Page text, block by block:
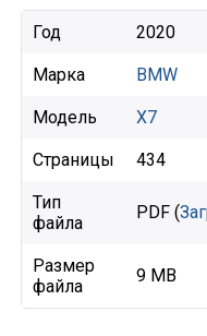
Год 2020
Марка BMW
Модель X7
Страницы 434
Тип
файла
PDF (
Размер
файла
9 MB